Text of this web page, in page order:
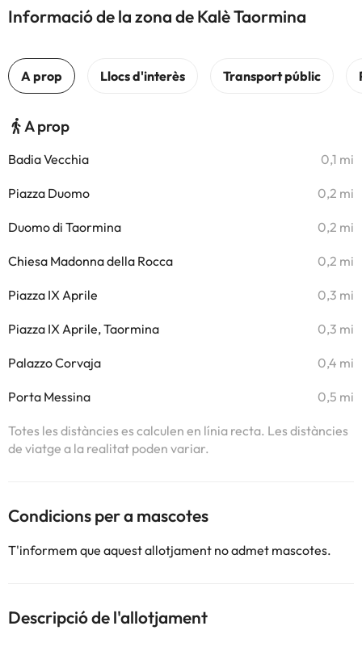
Informació de la zona de Kalè Taormina
A prop
Badia Vecchia 0,1 mi
Piazza Duomo 0,2 mi
Duomo di Taormina 0,2 mi
Chiesa Madonna della Rocca 0,2 mi
Piazza IX Aprile 0,3 mi
Piazza IX Aprile, Taormina 0,3 mi
Palazzo Corvaja 0,4 mi
Porta Messina 0,5 mi
Totes les distàncies es calculen en línia recta. Les distàncies
de viatge a la realitat poden variar.
Condicions per a mascotes
T'informem que aquest allotjament no admet mascotes.
Descripció de l'allotjament